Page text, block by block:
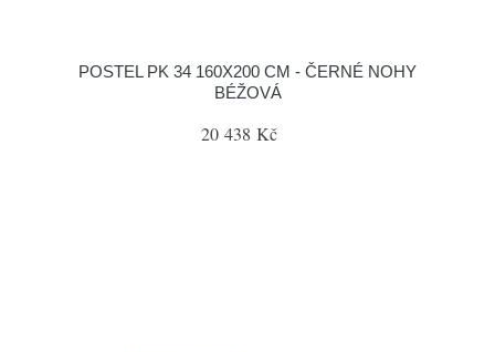
POSTEL PK 34 160X200 CM - ČERNÉ NOHY
BÉŽOVÁ
20 438 Kč